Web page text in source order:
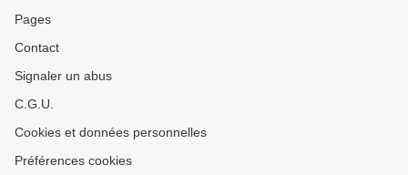
Pages
Contact
Signaler un abus
C.G.U.
Cookies et données personnelles
Préférences cookies